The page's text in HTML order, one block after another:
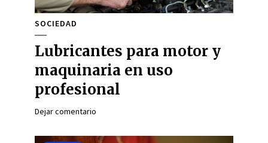
SOCIEDAD
Lubricantes para motor y
maquinaria en uso
profesional
Dejar comentario